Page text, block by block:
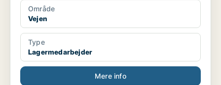
Område
Vejen
Type
Lagermedarbejder
Mere info